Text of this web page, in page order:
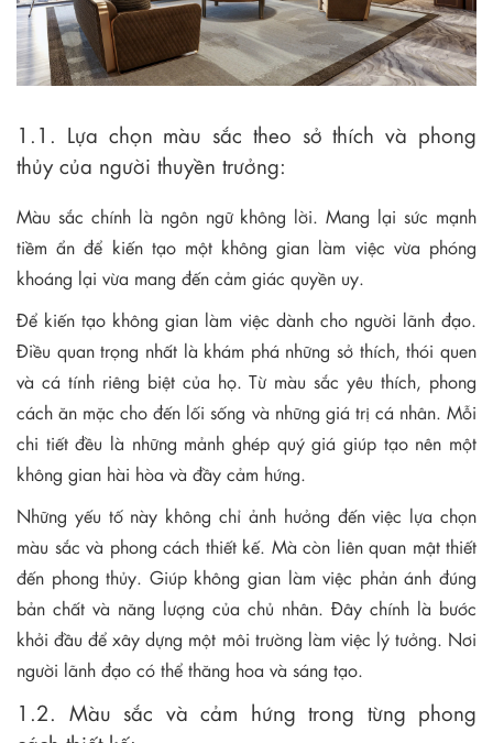
1.1. Lựa chọn màu sắc theo sở thích và phong
thủy của người thuyền trưởng:
Màu sắc chính là ngôn ngữ không lời. Mang lại sức mạnh
tiềm ẩn để kiến tạo một không gian làm việc vừa phóng
khoáng lại vừa mang đến cảm giác quyền uy.
Để kiến tạo không gian làm việc dành cho người lãnh đạo.
Điều quan trọng nhất là khám phá những sở thích, thói quen
và cá tính riêng biệt của họ. Từ màu sắc yêu thích, phong
cách ăn mặc cho đến lối sống và những giá trị cá nhân. Mỗi
chi tiết đều là những mảnh ghép quý giá giúp tạo nên một
không gian hài hòa và đầy cảm hứng.
Những yếu tố này không chỉ ảnh hưởng đến việc lựa chọn
màu sắc và phong cách thiết kế. Mà còn liên quan mật thiết
đến phong thủy. Giúp không gian làm việc phản ánh đúng
bản chất và năng lượng của chủ nhân. Đây chính là bước
khởi đầu để xây dựng một môi trường làm việc lý tưởng. Nơi
người lãnh đạo có thể thăng hoa và sáng tạo.
1.2. Màu sắc và cảm hứng trong từng phong